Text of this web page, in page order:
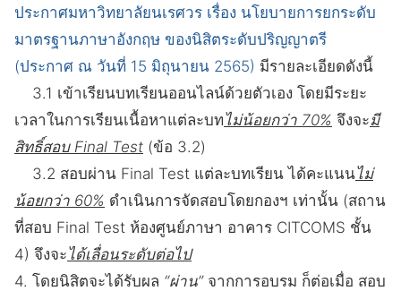
ประกาศมหาวิทยาลัยนเรศวร เรื่อง นโยบายการยกระดับ
มาตรฐานภาษาอังกฤษ ของนิสิตระดับปริญญาตรี
(ประกาศ ณ วันที่ 15 มิถุนายน 2565) มีรายละเอียดดังนี้
3.1 เข้าเรียนบทเรียนออนไลน์ด้วยตัวเอง โดยมีระยะ
เวลาในการเรียนเนื้อหาแต่ละบทไม่น้อยกว่า 70% จึงจะมี
สิทธิ์สอบ Final Test (ข้อ 3.2)
3.2 สอบผ่าน Final Test แต่ละบทเรียน ได้คะแนนไม่
น้อยกว่า 60% ดำเนินการจัดสอบโดยกองฯ เท่านั้น (สถาน
ที่สอบ Final Test ห้องศูนย์ภาษา อาคาร CITCOMS ชั้น
4) จึงจะได้เลื่อนระดับต่อไป
4. โดยนิสิตจะได้รับผล “ผ่าน”จากการอบรม ก็ต่อเมื่อ สอบ